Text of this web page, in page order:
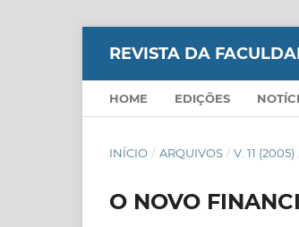
REVISTA DA
HOME EDIÇÕES
INÍCIO / ARQUIVOS / V. 11 (2005)
O NOVO